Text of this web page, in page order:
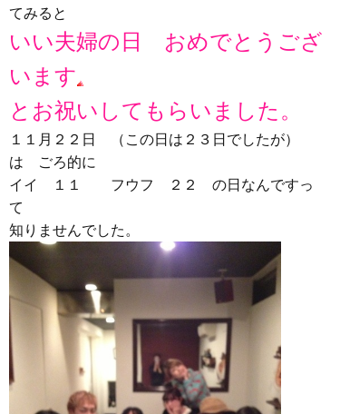
てみると
いい夫婦の日 おめでとうござ
います
とお祝いしてもらいました。
１１月２２日 （この日は２３日でしたが）
は ごろ的に
イイ １１ フウフ ２２ の日なんですっ
て
知りませんでした。